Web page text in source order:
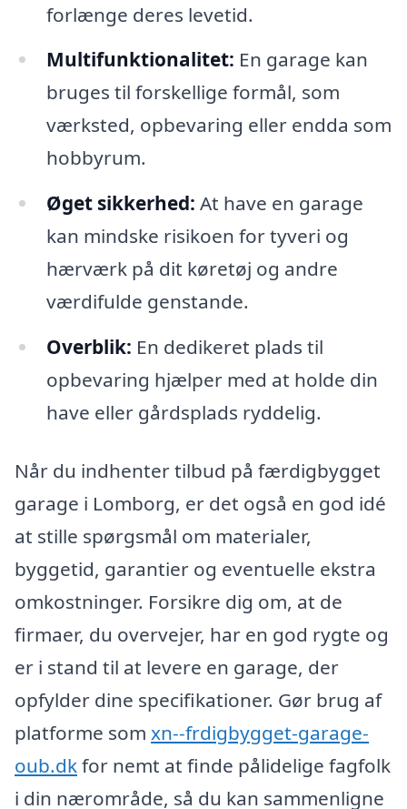
forlænge deres levetid.
Multifunktionalitet: En garage kan
bruges til forskellige formål, som
værksted, opbevaring eller endda som
hobbyrum.
Øget sikkerhed: At have en garage
kan mindske risikoen for tyveri og
hærværk på dit køretøj og andre
værdifulde genstande.
Overblik: En dedikeret plads til
opbevaring hjælper med at holde din
have eller gårdsplads ryddelig.
Når du indhenter tilbud på færdigbygget
garage i Lomborg, er det også en god idé
at stille spørgsmål om materialer,
byggetid, garantier og eventuelle ekstra
omkostninger. Forsikre dig om, at de
firmaer, du overvejer, har en god rygte og
er i stand til at levere en garage, der
opfylder dine specifikationer. Gør brug af
platforme som xn--frdigbygget-garage-
oub.dkfor nemt at finde pålidelige fagfolk
i din nærområde, så du kan sammenligne